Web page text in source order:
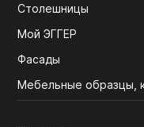
Столешницы
Мой ЭГГЕР
Фасады
Мебельные образцы,